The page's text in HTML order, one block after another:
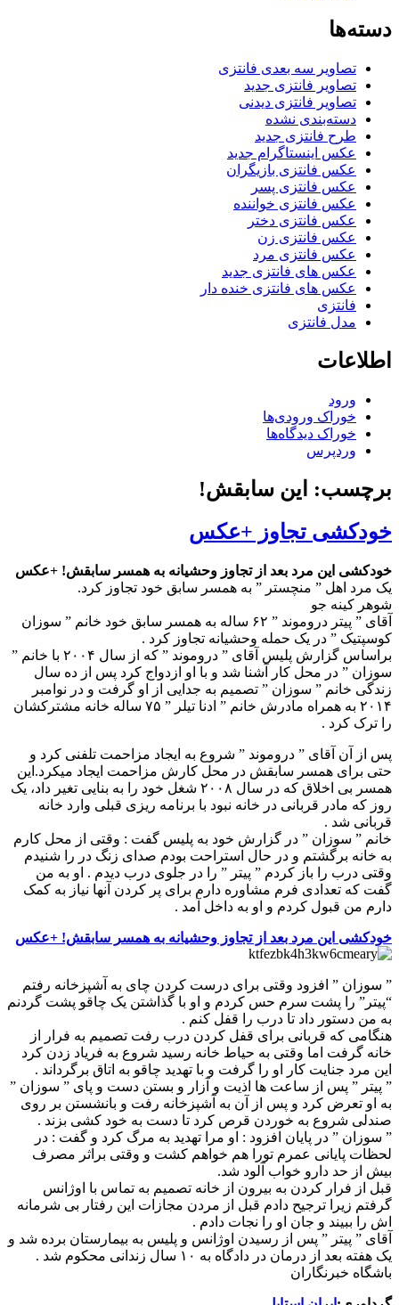
دسته‌ها
تصاویر سه بعدی فانتزی
تصاویر فانتزی جدید
تصاویر فانتزی دیدنی
دسته‌بندی نشده
طرح فانتزی جدید
عکس اینستاگرام جدید
عکس فانتزی بازیگران
عکس فانتزی پسر
عکس فانتزی خواننده
عکس فانتزی دختر
عکس فانتزی زن
عکس فانتزی مرد
عکس های فانتزی جدید
عکس های فانتزی خنده دار
فانتزی
مدل فانتزی
اطلاعات
ورود
خوراک ورودی‌ها
خوراک دیدگاه‌ها
وردپرس
برچسب: این سابقش!
خودکشی تجاوز +عکس
خودکشی این مرد بعد از تجاوز وحشیانه به همسر سابقش! +عکس
یک مرد اهل ” منچستر ” به همسر سابق خود تجاوز کرد.
شوهر کینه جو
آقای ” پیتر دروموند ” ۶۲ ساله به همسر سابق خود خانم ” سوزان
کوسپتیک ” در یک حمله وحشیانه تجاوز کرد .
براساس گزارش پلیس آقای ” دروموند ” که از سال ۲۰۰۴ با خانم ”
سوزان ” در محل کار آشنا شد و با او ازدواج کرد پس از ده سال
زندگی خانم ” سوزان ” تصمیم به جدایی از او گرفت و در نوامبر
۲۰۱۴ به همراه مادرش خانم ” ادنا تیلر ” ۷۵ ساله خانه مشترکشان
را ترک کرد .
پس از آن آقای ” دروموند ” شروع به ایجاد مزاحمت تلفنی کرد و
حتی برای همسر سابقش در محل کارش مزاحمت ایجاد میکرد.این
همسر بی اخلاق که در سال ۲۰۰۸ شغل خود را به بنایی تغیر داد، یک
روز که مادر قربانی در خانه نبود با برنامه ریزی قبلی وارد خانه
قربانی شد .
خانم ” سوزان ” در گزارش خود به پلیس گفت : وقتی از محل کارم
به خانه برگشتم و در حال استراحت بودم صدای زنگ در را شنیدم
وقتی درب را باز کردم ” پیتر ” را در جلوی درب دیدم . او به من
گفت که تعدادی فرم مشاوره دارم برای پر کردن آنها نیاز به کمک
دارم من قبول کردم و او به داخل آمد .
خودکشی این مرد بعد از تجاوز وحشیانه به همسر سابقش! +عکس
” سوزان ” افزود وقتی برای درست کردن چای به آشپزخانه رفتم
“پیتر” را پشت سرم حس کردم و او با گذاشتن یک چاقو پشت گردنم
به من دستور داد تا درب را قفل کنم .
هنگامی که قربانی برای قفل کردن درب رفت تصمیم به فرار از
خانه گرفت اما وقتی به حیاط خانه رسید شروع به فریاد زدن کرد
این مرد جنایت کار او را گرفت و با تهدید چاقو به اتاق برگرداند .
” پیتر ” پس از ساعت ها اذیت و آزار و بستن دست و پای ” سوزان ”
به او تعرض کرد و پس از آن به آشپزخانه رفت و بانشستن بر روی
صندلی شروع به خوردن قرص کرد تا دست به خود کشی بزند .
” سوزان ” در پایان افزود : او مرا تهدید به مرگ کرد و گفت : در
لحظات پایانی عمرم تورا هم خواهم کشت و وقتی براثر مصرف
بیش از حد دارو خواب آلود شد.
قبل از فرار کردن به بیرون از خانه تصمیم به تماس با اوژانس
گرفتم زیرا ترجیح دادم قبل از مردن مجازات این رفتار بی شرمانه
اش را ببیند و جان او را نجات دادم .
آقای ” پیتر ” پس از رسیدن اوژانس و پلیس به بیمارستان برده شد و
یک هفته بعد از درمان در دادگاه به ۱۰ سال زندانی محکوم شد .
باشگاه خبرنگاران